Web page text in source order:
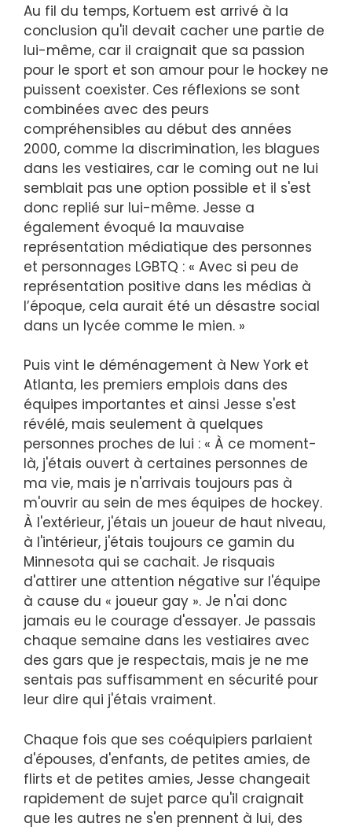
Au fil du temps, Kortuem est arrivé à la
conclusion qu'il devait cacher une partie de
lui-même, car il craignait que sa passion
pour le sport et son amour pour le hockey ne
puissent coexister. Ces réflexions se sont
combinées avec des peurs
compréhensibles au début des années
2000, comme la discrimination, les blagues
dans les vestiaires, car le coming out ne lui
semblait pas une option possible et il s'est
donc replié sur lui-même. Jesse a
également évoqué la mauvaise
représentation médiatique des personnes
et personnages LGBTQ : « Avec si peu de
représentation positive dans les médias à
l’époque, cela aurait été un désastre social
dans un lycée comme le mien. »
Puis vint le déménagement à New York et
Atlanta, les premiers emplois dans des
équipes importantes et ainsi Jesse s'est
révélé, mais seulement à quelques
personnes proches de lui : « À ce moment-
là, j'étais ouvert à certaines personnes de
ma vie, mais je n'arrivais toujours pas à
m'ouvrir au sein de mes équipes de hockey.
À l'extérieur, j'étais un joueur de haut niveau,
à l'intérieur, j'étais toujours ce gamin du
Minnesota qui se cachait. Je risquais
d'attirer une attention négative sur l'équipe
à cause du « joueur gay ». Je n'ai donc
jamais eu le courage d'essayer. Je passais
chaque semaine dans les vestiaires avec
des gars que je respectais, mais je ne me
sentais pas suffisamment en sécurité pour
leur dire qui j'étais vraiment.
Chaque fois que ses coéquipiers parlaient
d'épouses, d'enfants, de petites amies, de
flirts et de petites amies, Jesse changeait
rapidement de sujet parce qu'il craignait
que les autres ne s'en prennent à lui, des